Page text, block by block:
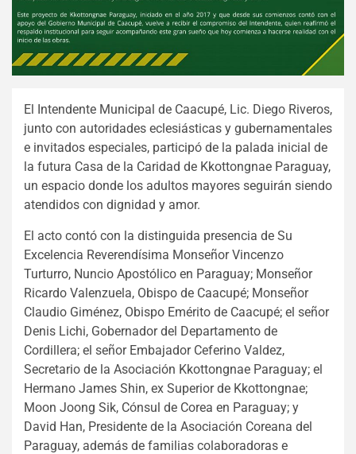
El Intendente Municipal de Caacupé, Lic. Diego Riveros,
junto con autoridades eclesiásticas y gubernamentales
e invitados especiales, participó de la palada inicial de
la futura Casa de la Caridad de Kkottongnae Paraguay,
un espacio donde los adultos mayores seguirán siendo
atendidos con dignidad y amor.
El acto contó con la distinguida presencia de Su
Excelencia Reverendísima Monseñor Vincenzo
Turturro, Nuncio Apostólico en Paraguay; Monseñor
Ricardo Valenzuela, Obispo de Caacupé; Monseñor
Claudio Giménez, Obispo Emérito de Caacupé; el señor
Denis Lichi, Gobernador del Departamento de
Cordillera; el señor Embajador Ceferino Valdez,
Secretario de la Asociación Kkottongnae Paraguay; el
Hermano James Shin, ex Superior de Kkottongnae;
Moon Joong Sik, Cónsul de Corea en Paraguay; y
David Han, Presidente de la Asociación Coreana del
Paraguay, además de familias colaboradoras e